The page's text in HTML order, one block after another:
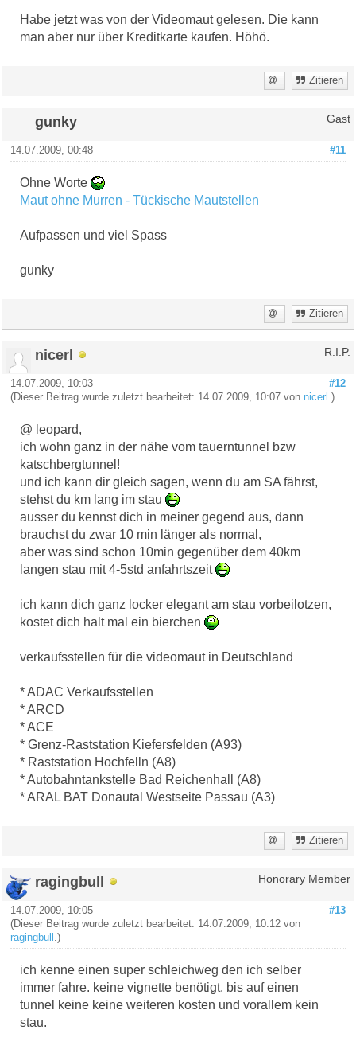
Habe jetzt was von der Videomaut gelesen. Die kann
man aber nur über Kreditkarte kaufen. Höhö.
Zitieren
gunky Gast
#11
14.07.2009, 00:48
Ohne Worte
Maut ohne Murren - Tückische Mautstellen
Aufpassen und viel Spass
gunky
Zitieren
nicerl R.I.P.
#12
14.07.2009, 10:03
(Dieser Beitrag wurde zuletzt bearbeitet: 14.07.2009, 10:07 von nicerl .)
@ leopard,
ich wohn ganz in der nähe vom tauerntunnel bzw
katschbergtunnel!
und ich kann dir gleich sagen, wenn du am SA fährst,
stehst du km lang im stau
ausser du kennst dich in meiner gegend aus, dann
brauchst du zwar 10 min länger als normal,
aber was sind schon 10min gegenüber dem 40km
langen stau mit 4-5std anfahrtszeit
ich kann dich ganz locker elegant am stau vorbeilotzen,
kostet dich halt mal ein bierchen
verkaufsstellen für die videomaut in Deutschland
* ADAC Verkaufsstellen
* ARCD
* ACE
* Grenz-Raststation Kiefersfelden (A93)
* Raststation Hochfelln (A8)
* Autobahntankstelle Bad Reichenhall (A8)
* ARAL BAT Donautal Westseite Passau (A3)
Zitieren
ragingbull Honorary Member
#13
14.07.2009, 10:05
(Dieser Beitrag wurde zuletzt bearbeitet: 14.07.2009, 10:12 von
ragingbull
.)
ich kenne einen super schleichweg den ich selber
immer fahre. keine vignette benötigt. bis auf einen
tunnel keine keine weiteren kosten und vorallem kein
stau.